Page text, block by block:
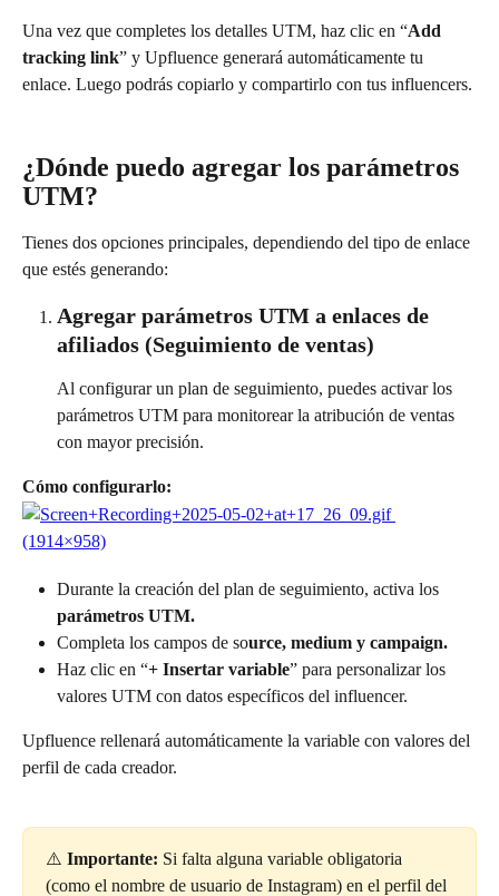
Una vez que completes los detalles UTM, haz clic en “Add
tracking link” y Upfluence generará automáticamente tu
enlace. Luego podrás copiarlo y compartirlo con tus influencers.
¿Dónde puedo agregar los parámetros
UTM?
Tienes dos opciones principales, dependiendo del tipo de enlace
que estés generando:
Agregar parámetros UTM a enlaces de
afiliados (Seguimiento de ventas)
Al configurar un plan de seguimiento, puedes activar los
parámetros UTM para monitorear la atribución de ventas
con mayor precisión.
Cómo configurarlo:
Durante la creación del plan de seguimiento, activa los
parámetros UTM.
Completa los campos de source, medium y campaign.
Haz clic en “+ Insertar variable” para personalizar los
valores UTM con datos específicos del influencer.
Upfluence rellenará automáticamente la variable con valores del
perfil de cada creador.
⚠️ Importante: Si falta alguna variable obligatoria
(como el nombre de usuario de Instagram) en el perfil del